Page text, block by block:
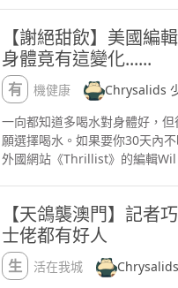
閒小吃，也是不錯的菜肴原料
混合番薯粉，包裹於去皮甘蔗
包裹剝下的蝦肉、紫蘇、生菜
及醬油，口感甜辣。 越南春卷
街邊小攤的春捲也能叫人回味悠
彈性，沾了魚露來吃，則更惹味
綠豆糕口感細膩，入口即化，
可口，清熱解毒而且能夠解饞
菠萝蜜干（芭蕉干） 采用樹菠
httpshktravelnow.yahoo.com
【謝絕甜飲】美國編
身體竟有這變化......
有機健康
Chrysalids
一向都知道多喝水對身體好，
願選擇喝水。如果要你30天內
外國網站《Thrillist》的編輯
也變好等等。一天內喝這麼多
30天內堅持不喝其他飲料只喝
Ella@Pinterest、
造力提升、易集中 《繼承者們
【天鴿襲澳門】記者
士佬都有好人
生活在我城